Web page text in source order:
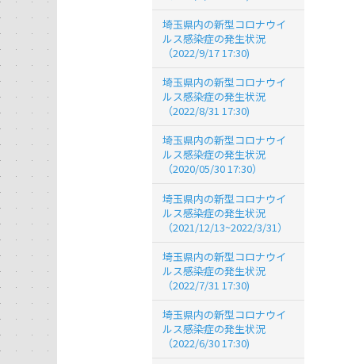
埼玉県内の新型コロナウイ
ルス感染症の発生状況
（2022/9/17 17:30)
埼玉県内の新型コロナウイ
ルス感染症の発生状況
（2022/8/31 17:30)
埼玉県内の新型コロナウイ
ルス感染症の発生状況
（2020/05/30 17:30）
埼玉県内の新型コロナウイ
ルス感染症の発生状況
（2021/12/13~2022/3/31）
埼玉県内の新型コロナウイ
ルス感染症の発生状況
（2022/7/31 17:30)
埼玉県内の新型コロナウイ
ルス感染症の発生状況
（2022/6/30 17:30)